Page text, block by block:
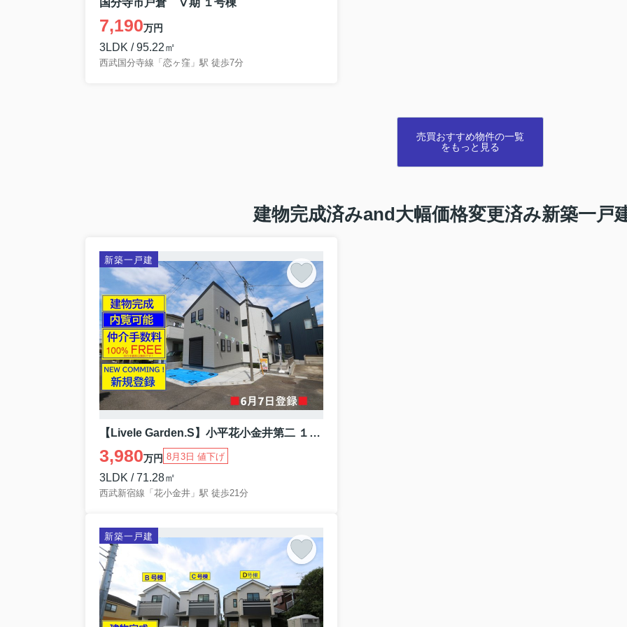
国分寺市戸倉 Ⅴ期 １号棟
7,190万円
3LDK / 95.22㎡
西武国分寺線「恋ヶ窪」駅 徒歩7分
売買おすすめ物件の一覧
をもっと見る
建物完成済みand大幅価格変更済み新築一戸
新築一戸建
【Livele Garden.S】小平花小金井第二 １号棟
3,980万円 8月3日 値下げ
3LDK / 71.28㎡
西武新宿線「花小金井」駅 徒歩21分
新築一戸建